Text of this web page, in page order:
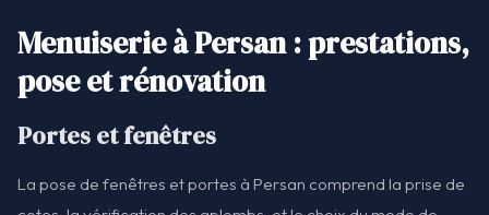
Menuiserie à Persan : prestations,
pose et rénovation
Portes et fenêtres
La pose de fenêtres et portes à Persan comprend la prise de